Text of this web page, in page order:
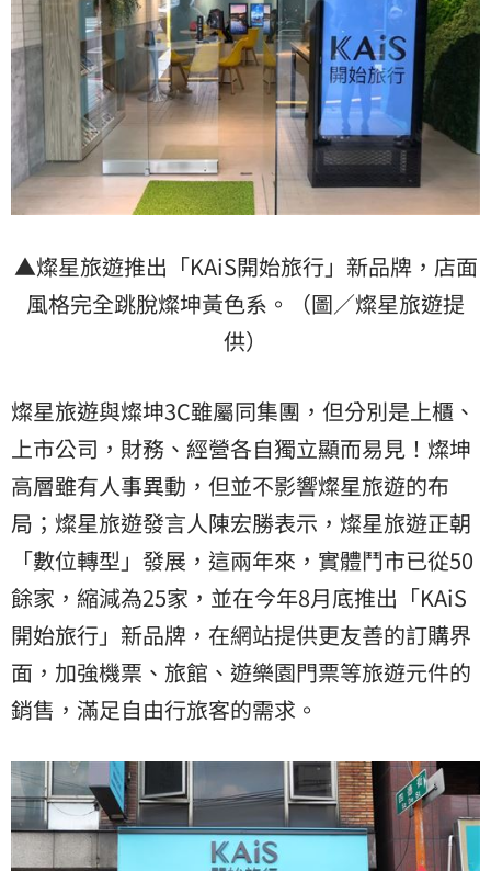
▲燦星旅遊推出「KAiS開始旅行」新品牌，店面
風格完全跳脫燦坤黃色系。（圖／燦星旅遊提
供）
燦星旅遊與燦坤3C雖屬同集團，但分別是上櫃、
上市公司，財務、經營各自獨立顯而易見！燦坤
高層雖有人事異動，但並不影響燦星旅遊的布
局；燦星旅遊發言人陳宏勝表示，燦星旅遊正朝
「數位轉型」發展，這兩年來，實體鬥市已從50
餘家，縮減為25家，並在今年8月底推出「KAiS
開始旅行」新品牌，在網站提供更友善的訂購界
面，加強機票、旅館、遊樂園門票等旅遊元件的
銷售，滿足自由行旅客的需求。